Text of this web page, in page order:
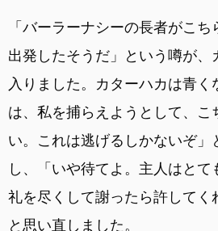
「バーラーナシーの長者がこ
出発したそうだ」という噂が、
入りました。カターハカは青
は、私を捕らえようとして、こ
い。これは逃げるしかないぞ」
し、「いや待てよ。主人はと
礼を尽くして謝ったら許してく
と思い直しました。